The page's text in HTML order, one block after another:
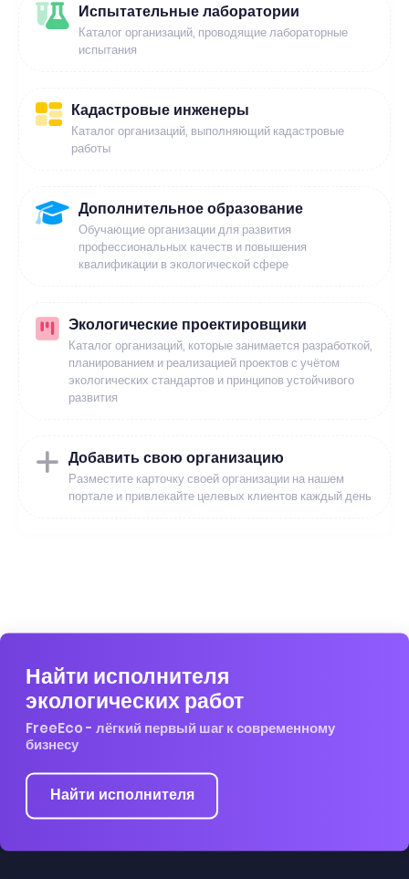
Испытательные лаборатории
Каталог организаций, проводящие лабораторные
испытания
Кадастровые инженеры
Каталог организаций, выполняющий кадастровые
работы
Дополнительное образование
Обучающие организации для развития
профессиональных качеств и повышения
квалификации в экологической сфере
Экологические проектировщики
Каталог организаций, которые занимается разработкой,
планированием и реализацией проектов с учётом
экологических стандартов и принципов устойчивого
развития
Добавить свою организацию
Разместите карточку своей организации на нашем
портале и привлекайте целевых клиентов каждый день
Найти исполнителя
экологических работ
FreeEco - лёгкий первый шаг к современному
бизнесу
Найти исполнителя